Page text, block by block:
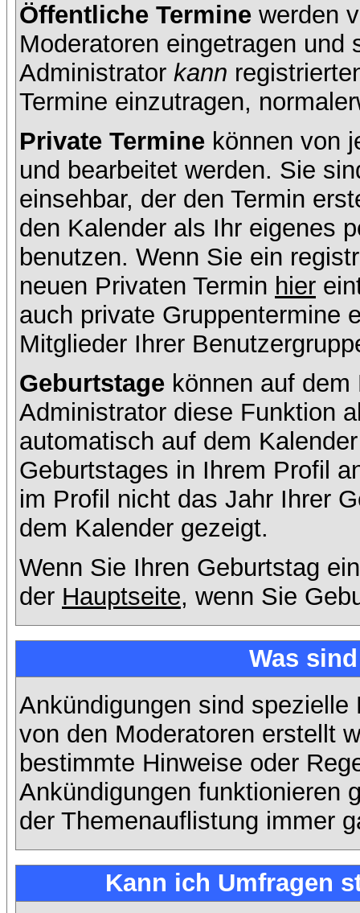
Öffentliche Termine werden
Moderatoren eingetragen und
Administrator kann
Termine einzutragen,
Private Termine können von
und bearbeitet werden. Sie
einsehbar, der den Termin
den Kalender als Ihr eigenes
benutzen. Wenn Sie ein
neuen Privaten Termin hier
auch private Gruppentermine
Mitglieder Ihrer
Geburtstage können auf
Administrator diese Funktion
automatisch auf dem
Geburtstages in Ihrem Profil
im Profil nicht das Jahr Ihrer
dem Kalender gezeigt.
Wenn Sie Ihren Geburtstag
der Hauptseite, wenn Sie
Was
Ankündigungen sind
von den Moderatoren erstellt
bestimmte Hinweise oder
Ankündigungen funktionieren
der Themenauflistung immer
Kann ich Umfragen